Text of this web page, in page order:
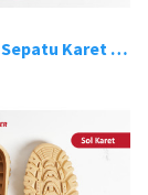
Pabrik Sol Sepatu Karet Bandung 18